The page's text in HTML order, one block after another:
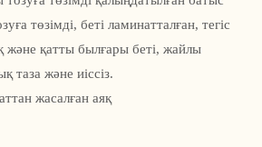
төзімді, беті ламинатталған, тегіс
және қатты былғары беті, жайлы
таза және иіссіз.
жасалған аяқ